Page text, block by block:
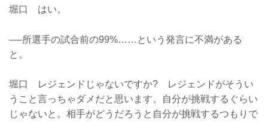
堀口 はい。
──所選手の試合前の99%……という発言に不満がある
と。
堀口 レジェンドじゃないですか? レジェンドがそうい
うこと言っちゃダメだと思います。自分が挑戦するぐらい
じゃないと。相手がどうだろうと自分が挑戦するつもりで